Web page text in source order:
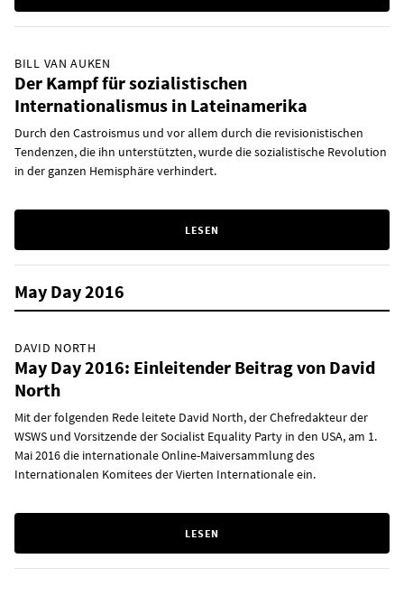
BILL VAN AUKEN
Der Kampf für sozialistischen
Internationalismus in Lateinamerika
Durch den Castroismus und vor allem durch die revisionistischen
Tendenzen, die ihn unterstützten, wurde die sozialistische Revolution
in der ganzen Hemisphäre verhindert.
LESEN
May Day 2016
DAVID NORTH
May Day 2016: Einleitender Beitrag von David
North
Mit der folgenden Rede leitete David North, der Chefredakteur der
WSWS und Vorsitzende der Socialist Equality Party in den USA, am 1.
Mai 2016 die internationale Online-Maiversammlung des
Internationalen Komitees der Vierten Internationale ein.
LESEN